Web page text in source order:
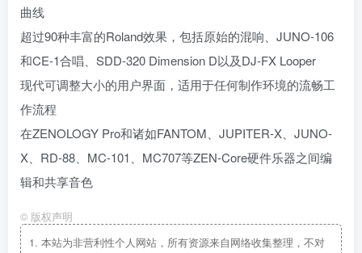
曲线
超过90种丰富的Roland效果，包括原始的混响、JUNO-106
和CE-1合唱、SDD-320 Dimension D以及DJ-FX Looper
现代可调整大小的用户界面，适用于任何制作环境的流畅工
作流程
在ZENOLOGY Pro和诸如FANTOM、JUPITER-X、JUNO-
X、RD-88、MC-101、MC707等ZEN-Core硬件乐器之间编
辑和共享音色
© 版权声明
1. 本站为非营利性个人网站，所有资源来自网络收集整理，不对